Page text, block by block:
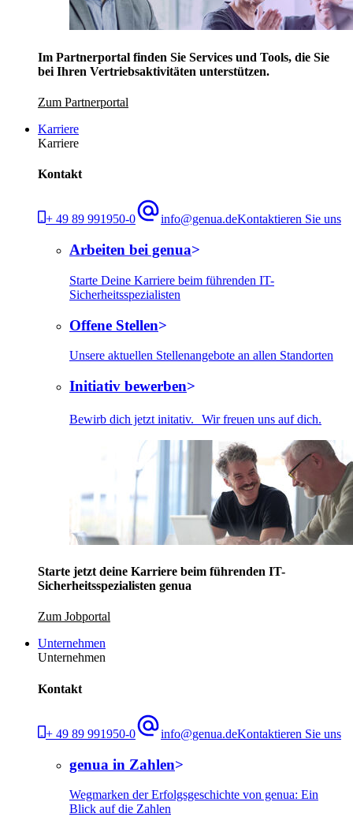
Im Partnerportal finden Sie Services und Tools, die Sie
bei Ihren Vertriebsaktivitäten unterstützen.
Zum Partnerportal
Karriere
Karriere
Kontakt
+ 49 89 991950-0 info@genua.deKontaktieren Sie uns
Arbeiten bei genua
Starte Deine Karriere beim führenden IT-
Sicherheitsspezialisten
Offene Stellen
Unsere aktuellen Stellenangebote an allen Standorten
Initiativ bewerben
Bewirb dich jetzt initativ. Wir freuen uns auf dich.
Starte jetzt deine Karriere beim führenden IT-
Sicherheitsspezialisten genua
Zum Jobportal
Unternehmen
Unternehmen
Kontakt
+ 49 89 991950-0 info@genua.deKontaktieren Sie uns
genua in Zahlen
Wegmarken der Erfolgsgeschichte von genua: Ein
Blick auf die Zahlen